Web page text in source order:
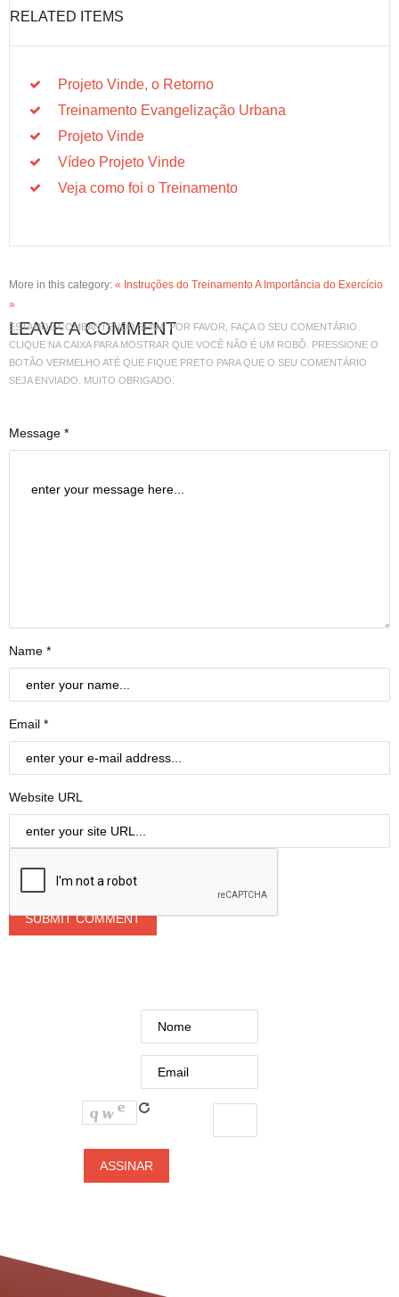
RELATED ITEMS
Projeto Vinde, o Retorno
Treinamento Evangelização Urbana
Projeto Vinde
Vídeo Projeto Vinde
Veja como foi o Treinamento
More in this category: « Instruções do TreinamentoA Importância do Exercício
»
LEAVE A COMMENT
ESTAMOS COMBANTENDO SPAM. POR FAVOR, FAÇA O SEU COMENTÁRIO.
CLIQUE NA CAIXA PARA MOSTRAR QUE VOCÊ NÃO É UM ROBÔ. PRESSIONE O
BOTÃO VERMELHO ATÉ QUE FIQUE PRETO PARA QUE O SEU COMENTÁRIO
SEJA ENVIADO. MUITO OBRIGADO.
Message *
Name *
Email *
Website URL